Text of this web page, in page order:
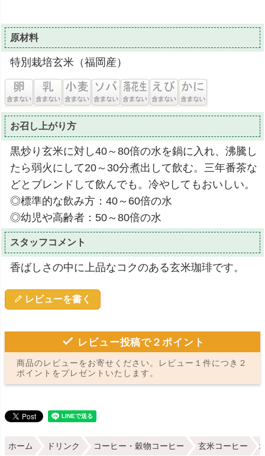
原材料
特別栽培玄米（福岡産）
お召し上がり方
黒炒り玄米に対し40～80倍の水を鍋に入れ、沸騰し
たら弱火にして20～30分煮出して飲む。三年番茶な
どとブレンドして飲んでも。冷やしてもおいしい。
◎標準的な飲み方：40～60倍の水
◎幼児や高齢者：50～80倍の水
スタッフコメント
香ばしさの中に上品なコクのある玄米珈琲です。
レビューを書く
レビュー投稿で２ポイント
商品のレビューをお寄せください。レビュー１件につき２
ポイントをプレゼントいたします。
ホーム ドリンク コーヒー・穀物コーヒー 玄米コーヒー